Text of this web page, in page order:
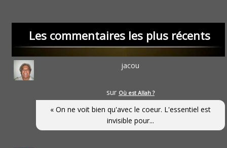
Les commentaires les plus récents
jacou
sur Où est Allah ?
« On ne voit bien qu'avec le coeur. L'essentiel est
invisible pour...